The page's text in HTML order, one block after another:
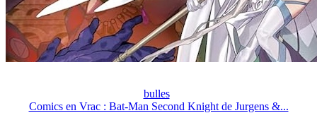
bulles
Comics en Vrac : Bat-Man Second Knight de Jurgens &...